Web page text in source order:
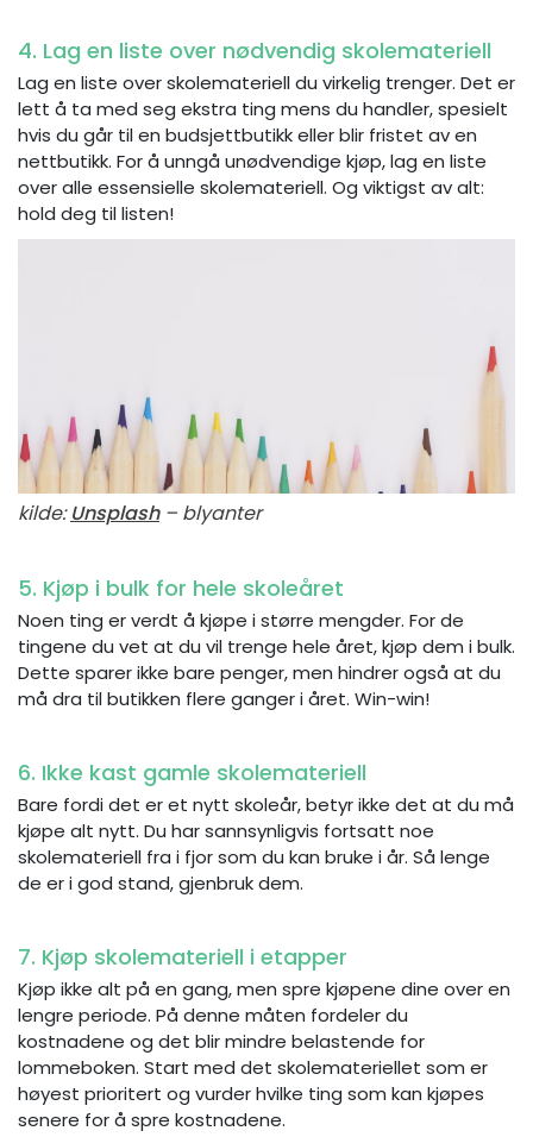
4. Lag en liste over nødvendig skolemateriell
Lag en liste over skolemateriell du virkelig trenger. Det er
lett å ta med seg ekstra ting mens du handler, spesielt
hvis du går til en budsjettbutikk eller blir fristet av en
nettbutikk. For å unngå unødvendige kjøp, lag en liste
over alle essensielle skolemateriell. Og viktigst av alt:
hold deg til listen!
kilde:Unsplash– blyanter
5. Kjøp i bulk for hele skoleåret
Noen ting er verdt å kjøpe i større mengder. For de
tingene du vet at du vil trenge hele året, kjøp dem i bulk.
Dette sparer ikke bare penger, men hindrer også at du
må dra til butikken flere ganger i året. Win-win!
6. Ikke kast gamle skolemateriell
Bare fordi det er et nytt skoleår, betyr ikke det at du må
kjøpe alt nytt. Du har sannsynligvis fortsatt noe
skolemateriell fra i fjor som du kan bruke i år. Så lenge
de er i god stand, gjenbruk dem.
7. Kjøp skolemateriell i etapper
Kjøp ikke alt på en gang, men spre kjøpene dine over en
lengre periode. På denne måten fordeler du
kostnadene og det blir mindre belastende for
lommeboken. Start med det skolemateriellet som er
høyest prioritert og vurder hvilke ting som kan kjøpes
senere for å spre kostnadene.